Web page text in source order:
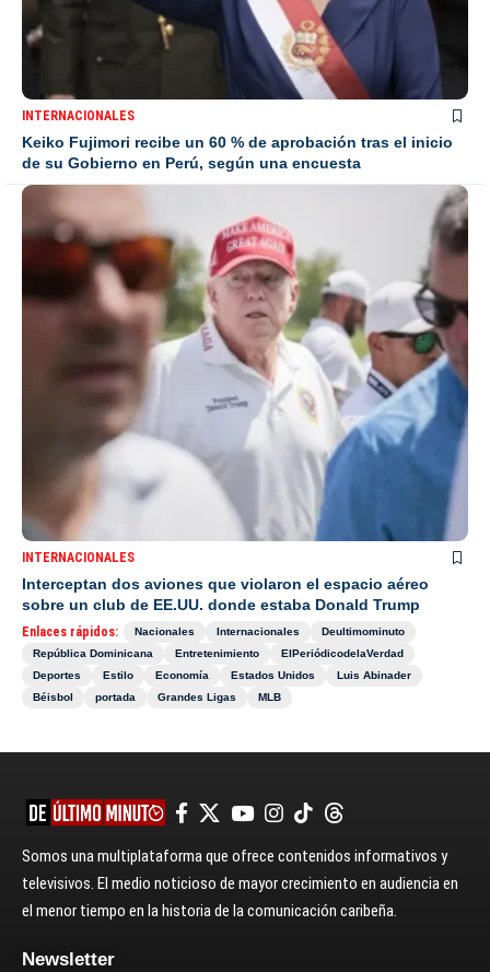
INTERNACIONALES
Keiko Fujimori recibe un 60 % de aprobación tras el inicio
de su Gobierno en Perú, según una encuesta
INTERNACIONALES
Interceptan dos aviones que violaron el espacio aéreo
sobre un club de EE.UU. donde estaba Donald Trump
Enlaces rápidos: Nacionales Internacionales
Deultimominuto
República Dominicana
Entretenimiento
ElPeriódicodelaVerdad
Deportes
Estilo Economía Estados Unidos
Luis Abinader
Béisbol
portada Grandes Ligas MLB
Somos una multiplataforma que ofrece contenidos informativos y
televisivos. El medio noticioso de mayor crecimiento en audiencia en
el menor tiempo en la historia de la comunicación caribeña.
Newsletter